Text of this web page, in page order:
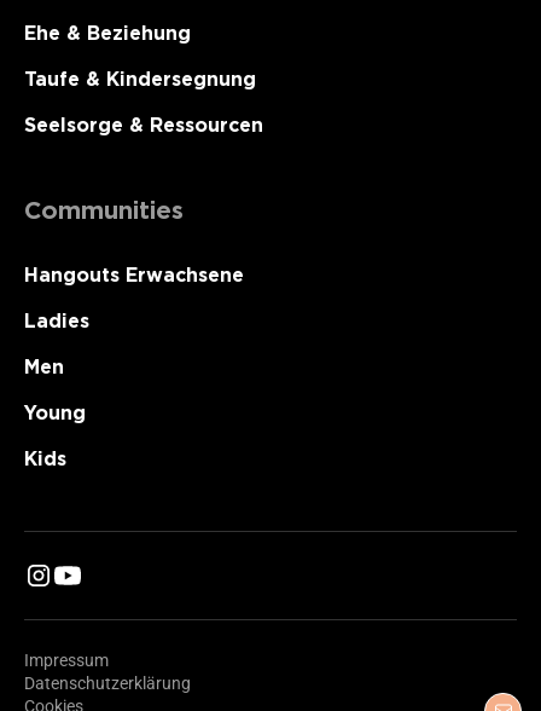
Ehe & Beziehung
Taufe & Kindersegnung
Seelsorge & Ressourcen
Communities
Hangouts Erwachsene
Ladies
Men
Young
Kids
Impressum
Datenschutzerklärung
Cookies